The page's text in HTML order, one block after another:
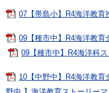
07【帯島小】R4海洋教育
09【種市中】R4海洋教育
09【種市中】R4海洋科
10【中野中】R4海洋教育